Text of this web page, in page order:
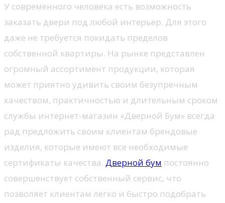
У современного человека есть возможность
заказать двери под любой интерьер. Для этого
даже не требуется покидать пределов
собственной квартиры. На рынке представлен
огромный ассортимент продукции, которая
может приятно удивить своим безупречным
качеством, практичностью и длительным сроком
службы интернет-магазин «Дверной Бум» всегда
рад предложить своим клиентам брендовые
изделия, которые имеют все необходимые
сертификаты качества. Дверной бум постоянно
совершенствует собственный сервис, что
позволяет клиентам легко и быстро подобрать